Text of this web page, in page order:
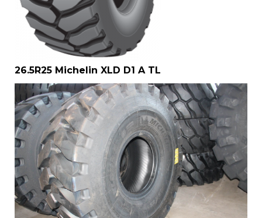
26.5R25 Michelin XLD D1 A TL